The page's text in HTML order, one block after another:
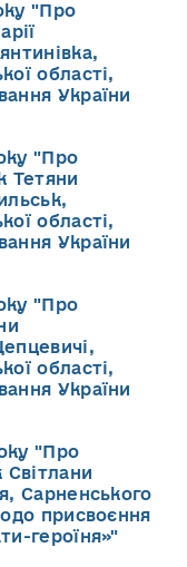
"Про
області,
України
"Про
Тетяни
області,
України
"Про
області,
України
"Про
Сарненського
присвоєння
героїня»"